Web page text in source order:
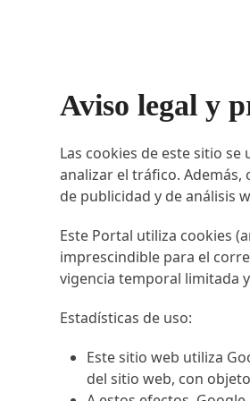
Aviso legal y
Las cookies de este sitio
analizar el tráfico.
de publicidad y de análisis
Este Portal utiliza cookies
imprescindible para el
vigencia temporal limitada
Estadísticas de uso:
Este sitio web utiliza
del sitio web, con